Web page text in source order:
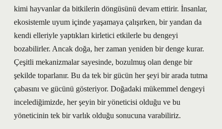
kimi hayvanlar da bitkilerin döngüsünü devam ettirir. İnsanlar,
ekosistemle uyum içinde yaşamaya çalışırken, bir yandan da
kendi elleriyle yaptıkları kirletici etkilerle bu dengeyi
bozabilirler. Ancak doğa, her zaman yeniden bir denge kurar.
Çeşitli mekanizmalar sayesinde, bozulmuş olan denge bir
şekilde toparlanır. Bu da tek bir gücün her şeyi bir arada tutma
çabasını ve gücünü gösteriyor. Doğadaki mükemmel dengeyi
incelediğimizde, her şeyin bir yöneticisi olduğu ve bu
yöneticinin tek bir varlık olduğu sonucuna varabiliriz.